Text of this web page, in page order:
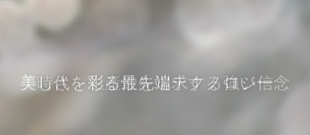
美しさ、生産性を追求する強い信念